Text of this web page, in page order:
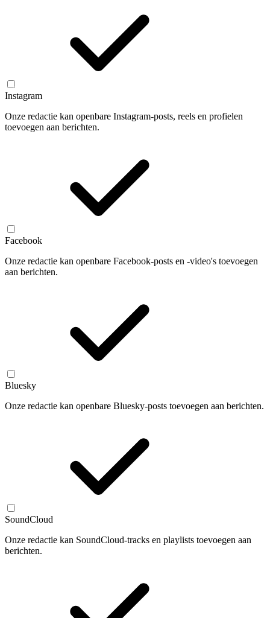
Instagram
Onze redactie kan openbare Instagram-posts, reels en profielen
toevoegen aan berichten.
Facebook
Onze redactie kan openbare Facebook-posts en -video's toevoegen
aan berichten.
Bluesky
Onze redactie kan openbare Bluesky-posts toevoegen aan berichten.
SoundCloud
Onze redactie kan SoundCloud-tracks en playlists toevoegen aan
berichten.